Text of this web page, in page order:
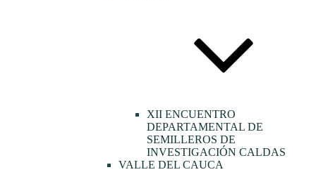
XII ENCUENTRO
DEPARTAMENTAL DE
SEMILLEROS DE
INVESTIGACIÓN CALDAS
VALLE DEL CAUCA